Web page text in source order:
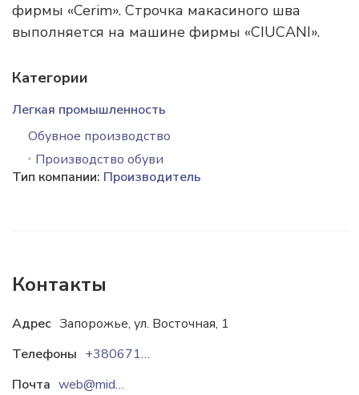
фирмы «Cerim». Строчка макасиного шва
выполняется на машине фирмы «CIUCANI».
Категории
Легкая промышленность
Обувное производство
Производство обуви
Тип компании: Производитель
Контакты
Адрес Запорожье, ул. Восточная, 1
Телефоны
+38067121-20-40
Почта
web@mida.ua